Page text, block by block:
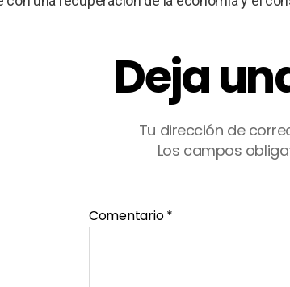
Deja
Tu dirección de
Los campos
Comentario*